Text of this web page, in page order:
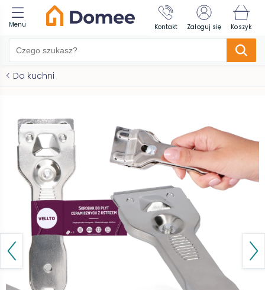
Menu Kontakt Zaloguj się Koszyk
< Do kuchni